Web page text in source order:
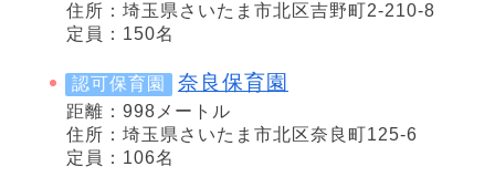
住所：埼玉県さいたま市北区吉野町2-210-8
定員：150名
認可保育園 奈良保育園
距離：998メートル
住所：埼玉県さいたま市北区奈良町125-6
定員：106名